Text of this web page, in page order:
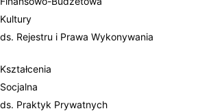
Rejestru i Prawa Wykonywania
ds. Praktyk Prywatnych